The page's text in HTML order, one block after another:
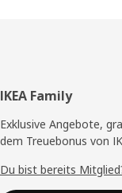
Fußzeile
IKEA Family
Exklusive Angebote,
dem Treuebonus von
Du bist bereits